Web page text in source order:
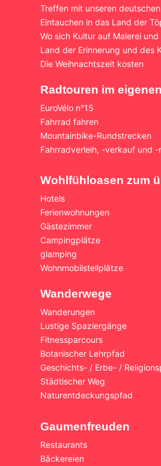
Treffen mit unseren
Eintauchen in das Land der
Wo sich Kultur auf Malerei
Land der Erinnerung und des
Die Weihnachtszeit kosten
Radtouren im
EuroVélo n°15
Fahrrad fahren
Mountainbike-Rundstrecken
Fahrradverleih, -verkauf und
Wohlfühloasen zum
Hotels
Ferienwohnungen
Gästezimmer
Campingplätze
glamping
Wohnmobilstellplätze
Wanderwege
Wanderungen
Lustige Spaziergänge
Fitnessparcours
Botanischer Lehrpfad
Geschichts- / Erbe- /
Städtischer Weg
Naturentdeckungspfad
Gaumenfreuden
Restaurants
Bäckereien